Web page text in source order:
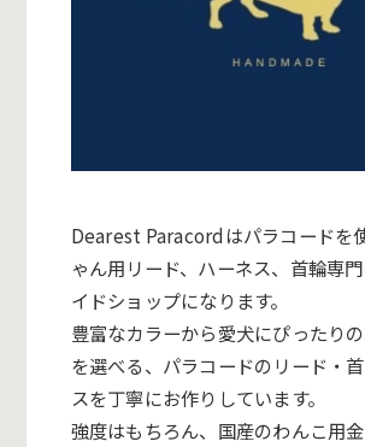
Dearest Paracordはパラコードを
ゃん用リード、 ハーネス、首輪専
イドショップになります。
豊富なカラーから愛犬にぴったり
を選べる、 パラコードのリード・
スを丁寧にお作りしています。
強度はもちろん、国産のわんこ用